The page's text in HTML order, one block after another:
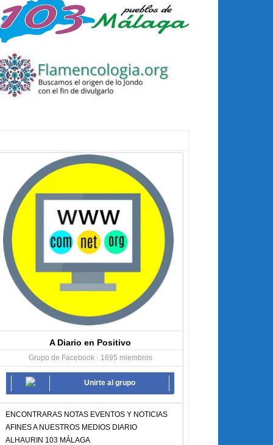
A Diario en Positivo
Grupo de Facebook · 1695 miembros
Unirte al grupo
ENCONTRARAS NOTAS EVENTOS Y NOTICIAS
AFINES A NUESTROS MEDIOS DIARIO
ALHAURIN 103 MÁLAGA